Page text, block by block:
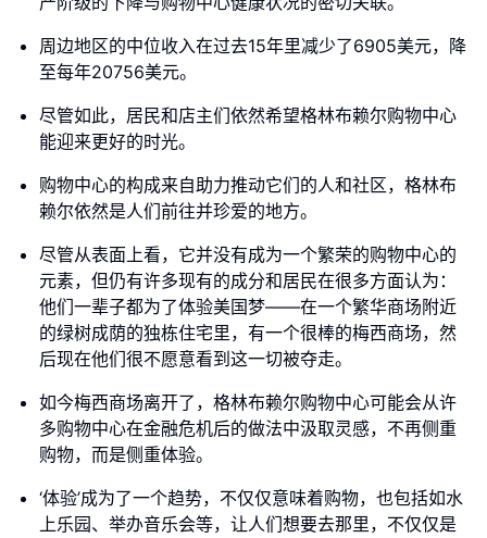
周边地区的中位收入在过去15年里减少了6905美元，降
至每年20756美元。
尽管如此，居民和店主们依然希望格林布赖尔购物中心
能迎来更好的时光。
购物中心的构成来自助力推动它们的人和社区，格林布
赖尔依然是人们前往并珍爱的地方。
尽管从表面上看，它并没有成为一个繁荣的购物中心的
元素，但仍有许多现有的成分和居民在很多方面认为：
他们一辈子都为了体验美国梦——在一个繁华商场附近
的绿树成荫的独栋住宅里，有一个很棒的梅西商场，然
后现在他们很不愿意看到这一切被夺走。
如今梅西商场离开了，格林布赖尔购物中心可能会从许
多购物中心在金融危机后的做法中汲取灵感，不再侧重
购物，而是侧重体验。
‘体验’成为了一个趋势，不仅仅意味着购物，也包括如水
上乐园、举办音乐会等，让人们想要去那里，不仅仅是